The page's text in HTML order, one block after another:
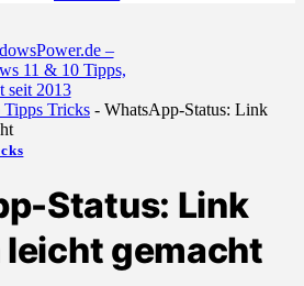
Tricks - WhatsApp-Status: Link
Status: Link
gemacht